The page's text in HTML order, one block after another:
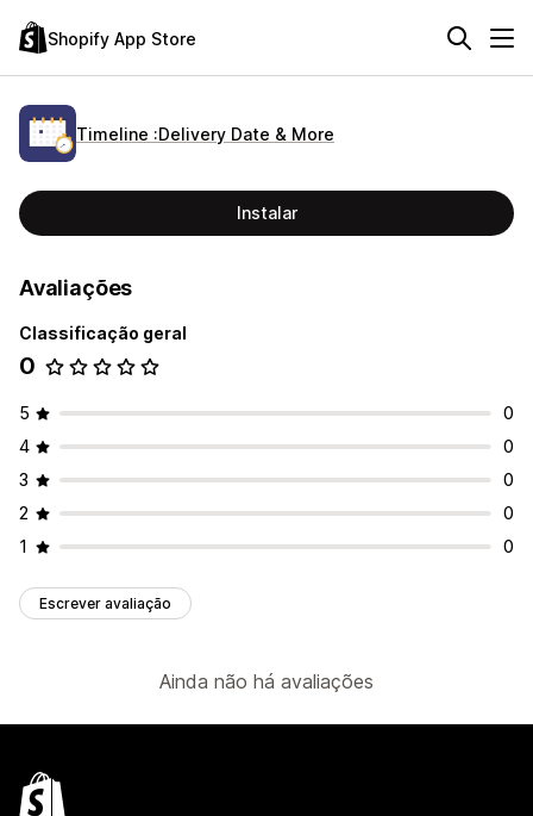
Shopify App Store
Timeline :Delivery Date & More
Instalar
Avaliações
Classificação geral
0
5
0
4
0
3
0
2
0
1
0
Escrever avaliação
Ainda não há avaliações